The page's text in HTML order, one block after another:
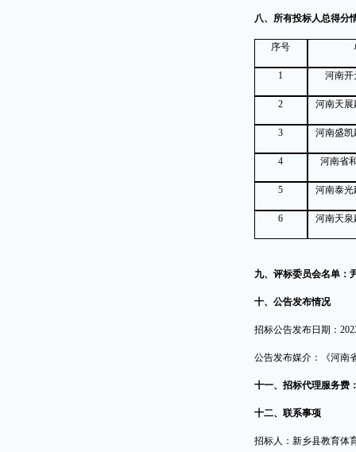
八、所有投标人总得分
序号
1 河南开
2 河南天展
3 河南盛凯
4 河南省
5 河南泰光
6 河南天泉
九、评标委员会名单：
十、公告发布情况
招标公告发布日期：
公告发布媒介：《河南
十一、招标代理服务费
十二、联系事项
招标人：新乡县教育体